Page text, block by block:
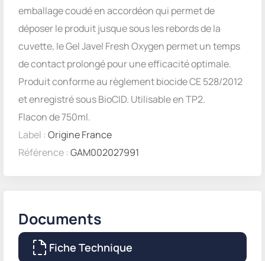
emballage coudé en accordéon qui permet de
déposer le produit jusque sous les rebords de la
cuvette, le Gel Javel Fresh Oxygen permet un temps
de contact prolongé pour une efficacité optimale.
Produit conforme au règlement biocide CE 528/2012
et enregistré sous BioCID. Utilisable en TP2.
Flacon de 750ml.
Label : Origine France
Référence : GAM002027991
Documents
Fiche Technique